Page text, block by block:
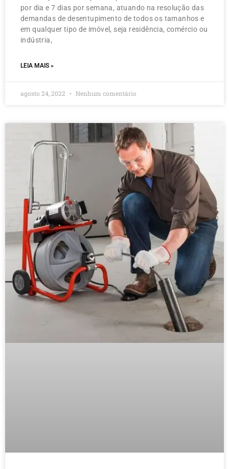
por dia e 7 dias por semana, atuando na resolução das
demandas de desentupimento de todos os tamanhos e
em qualquer tipo de imóvel, seja residência, comércio ou
indústria,
LEIA MAIS »
agosto 24, 2022 Nenhum comentário